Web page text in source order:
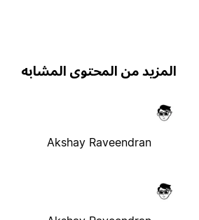
من المحتوى المشابه
Akshay Raveendran